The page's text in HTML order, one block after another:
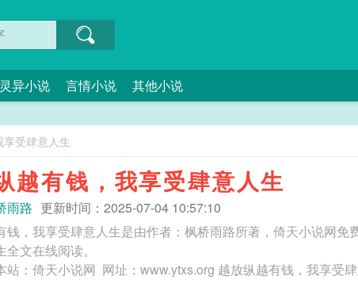
灵异小说 言情小说 其他小说
受肆意人生
越有钱，我享受肆意人生
雨路 更新时间：2025-07-04 10:57:10
钱，我享受肆意人生是由作者：枫桥雨路所著，倚天小说网免
文在线阅读。
三秒记住本站：倚天小说网 网址：www.ytxs.org 越放纵越有